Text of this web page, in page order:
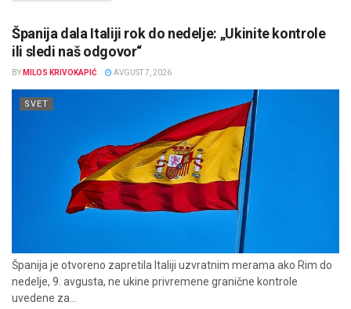
Španija dala Italiji rok do nedelje: „Ukinite kontrole
ili sledi naš odgovor“
BY MILOS KRIVOKAPIĆ AVGUST 7, 2026
SVET
Španija je otvoreno zapretila Italiji uzvratnim merama ako Rim do
nedelje, 9. avgusta, ne ukine privremene granične kontrole
uvedene za...